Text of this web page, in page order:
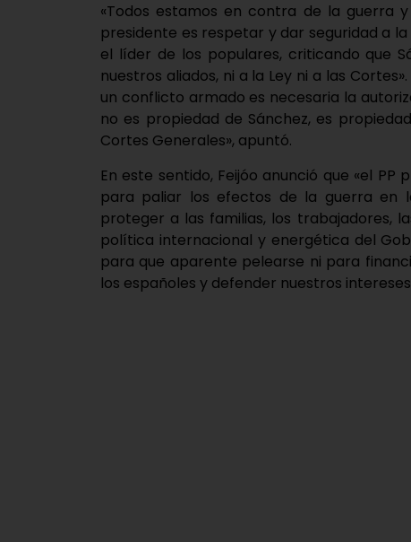
«Todos estamos en contra de la guerra
presidente es respetar y dar seguridad a
el líder de los populares, criticando que
nuestros aliados, ni a la Ley ni a las
un conflicto armado es necesaria la
no es propiedad de Sánchez, es
Cortes Generales», apuntó.
En este sentido, Feijóo anunció que «el
para paliar los efectos de la guerra en
proteger a las familias, los trabajadores,
política internacional y energética del
para que aparente pelearse ni para
los españoles y defender nuestros